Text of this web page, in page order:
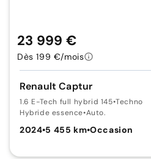
Renault Captur
1.6 E-Tech full hybrid 145•Techno
Hybride essence•Auto.
2024•5 455 km•Occasion
23 999 €
Dès 199 €/mois